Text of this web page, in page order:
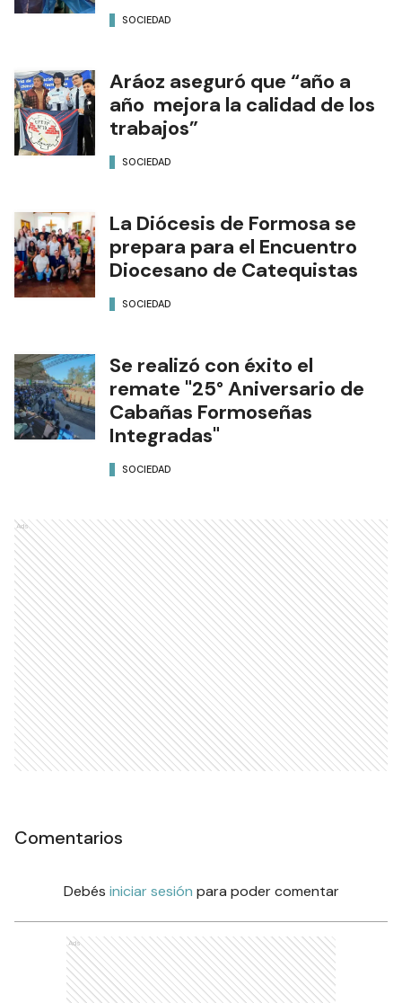
SOCIEDAD
Aráoz aseguró que “año a
año mejora la calidad de los
trabajos”
SOCIEDAD
La Diócesis de Formosa se
prepara para el Encuentro
Diocesano de Catequistas
SOCIEDAD
Se realizó con éxito el
remate "25° Aniversario de
Cabañas Formoseñas
Integradas"
SOCIEDAD
Ads
Comentarios
Debés iniciar sesión para poder comentar
Ads